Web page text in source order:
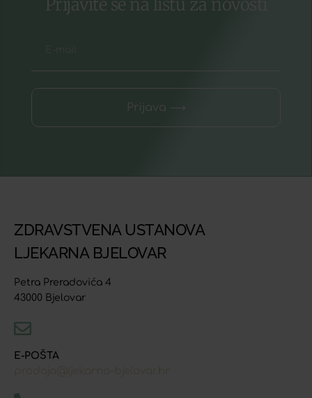
Prijavite se na listu za novosti
Prijava ⟶
ZDRAVSTVENA USTANOVA
LJEKARNA BJELOVAR
Petra Preradovića 4
43000 Bjelovar
E-POŠTA